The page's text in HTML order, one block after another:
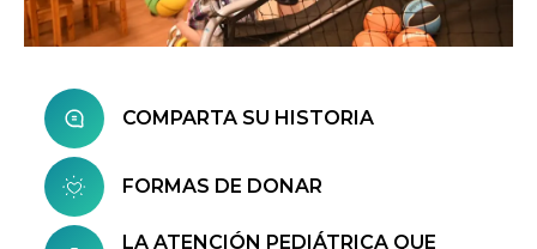
COMPARTA SU HISTORIA
FORMAS DE DONAR
LA ATENCIÓN PEDIÁTRICA QUE